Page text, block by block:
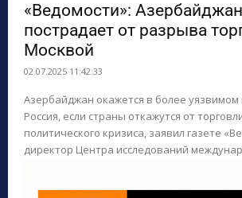
«Ведомости»:
пострадает от разрыва
Москвой
02.07.2025 11:42:33
Азербайджан окажется в более
Россия, если страны откажутся от
политического кризиса, заявил газете
директор Центра исследований